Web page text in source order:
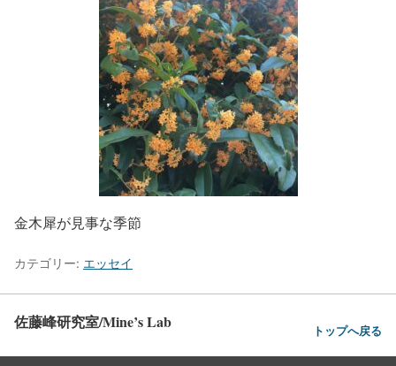
金木犀が見事な季節
カテゴリー: エッセイ
佐藤峰研究室/Mine’s Lab トップへ戻る